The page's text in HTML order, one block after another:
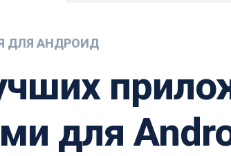
ДЛЯ АНДРОИД
для